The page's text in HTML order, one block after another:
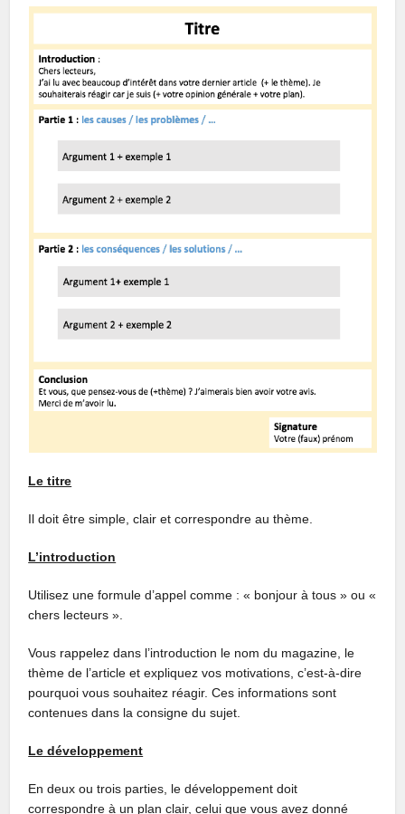
Le titre
Il doit être simple, clair et correspondre au thème.
L’introduction
Utilisez une formule d’appel comme : « bonjour à tous » ou «
chers lecteurs ».
Vous rappelez dans l’introduction le nom du magazine, le
thème de l’article et expliquez vos motivations, c’est-à-dire
pourquoi vous souhaitez réagir. Ces informations sont
contenues dans la consigne du sujet.
Le développement
En deux ou trois parties, le développement doit
correspondre à un plan clair, celui que vous avez donné